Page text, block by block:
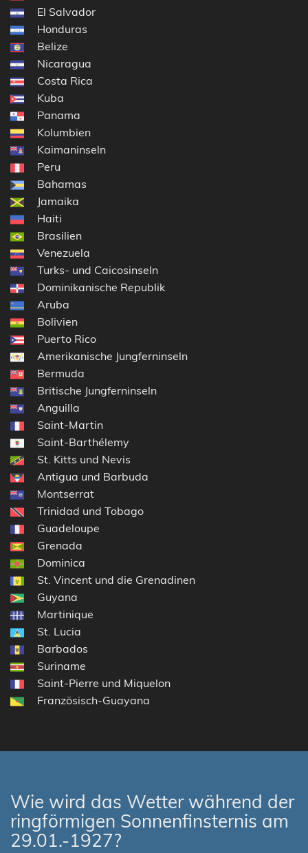
El Salvador
Honduras
Belize
Nicaragua
Costa Rica
Kuba
Panama
Kolumbien
Kaimaninseln
Peru
Bahamas
Jamaika
Haiti
Brasilien
Venezuela
Turks- und Caicosinseln
Dominikanische Republik
Aruba
Bolivien
Puerto Rico
Amerikanische Jungferninseln
Bermuda
Britische Jungferninseln
Anguilla
Saint-Martin
Saint-Barthélemy
St. Kitts und Nevis
Antigua und Barbuda
Montserrat
Trinidad und Tobago
Guadeloupe
Grenada
Dominica
St. Vincent und die Grenadinen
Guyana
Martinique
St. Lucia
Barbados
Suriname
Saint-Pierre und Miquelon
Französisch-Guayana
Wie wird das Wetter während der
ringförmigen Sonnenfinsternis am
29.01.-1927?